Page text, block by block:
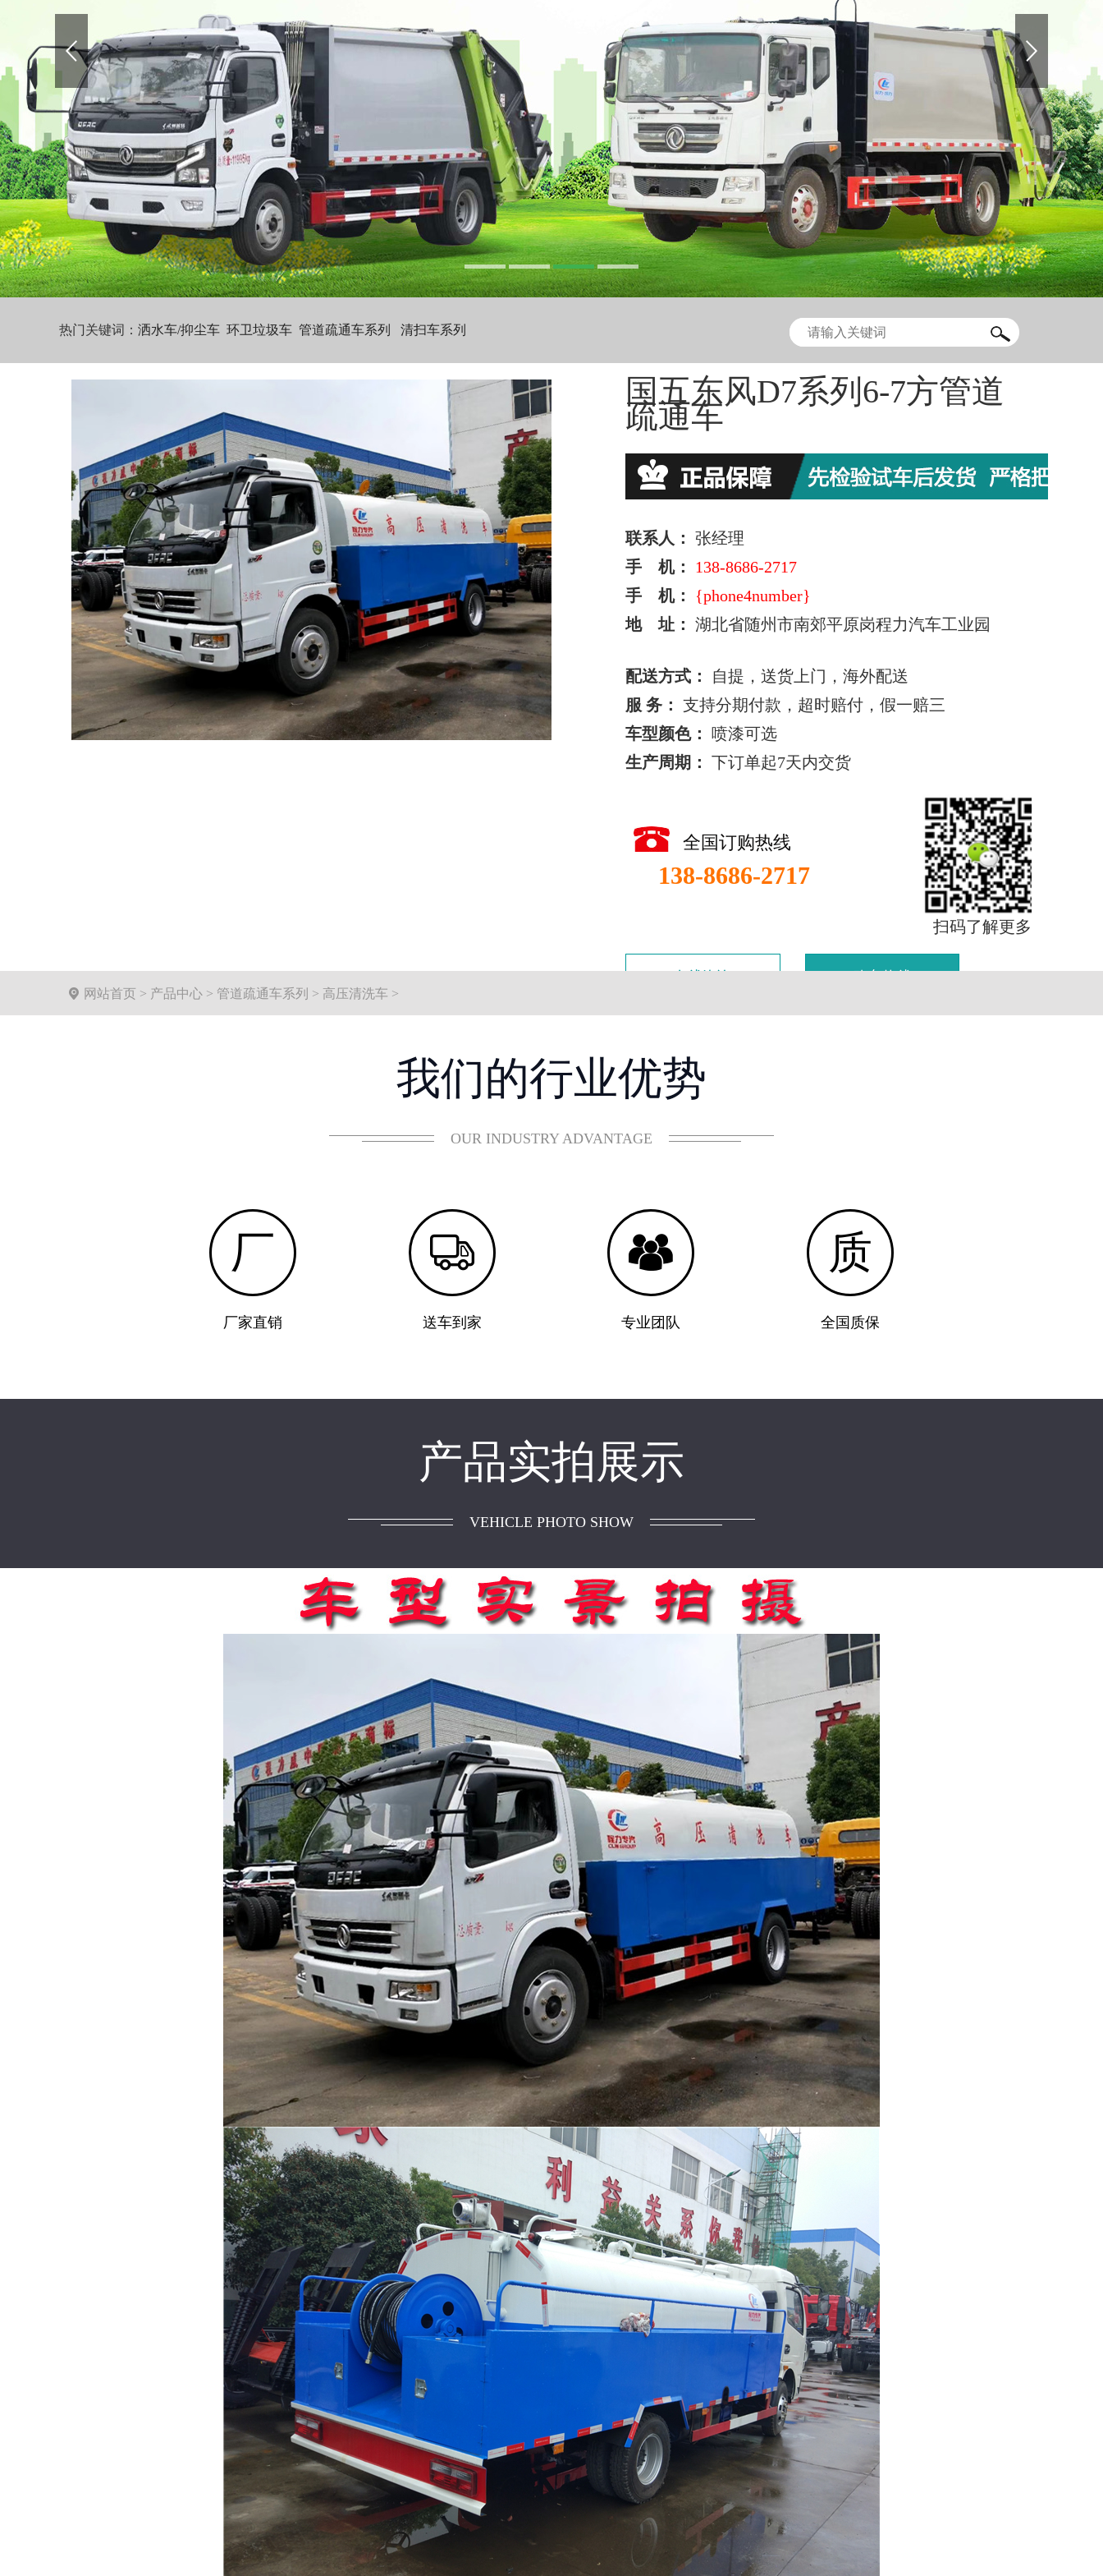
热门关键词： 洒水车/抑尘车 环卫垃圾车 管道疏通车系列 清扫车系列
国五东风D7系列6-7方管道
疏通车
联系人： 张经理
手 机：
138-8686-2717
手 机：
{phone4number}
地 址： 湖北省随州市南郊平原岗程力汽车工业园
配送方式：
自提，送货上门，海外配送
服 务： 支持分期付款，超时赔付，假一赔三
车型颜色：
喷漆可选
生产周期： 下订单起7天内交货
全国订购热线
138-8686-2717
扫码了解更多
 网站首页 > 产品中心 > 管道疏通车系列 > 高压清洗车 >
我们的行业优势
OUR INDUSTRY ADVANTAGE
厂
厂家直销

送车到家

专业团队
质
全国质保
产品实拍展示
VEHICLE PHOTO SHOW